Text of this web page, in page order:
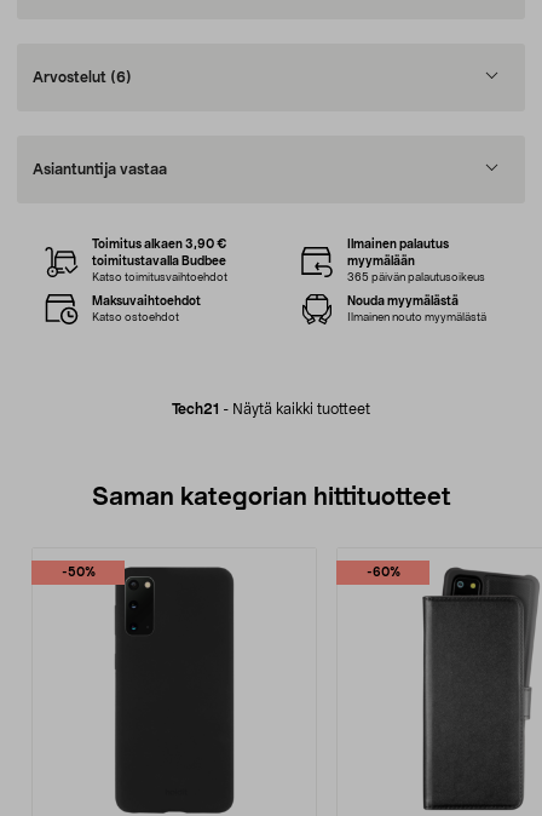
Arvostelut (6)
Asiantuntija vastaa
Tech21 - Näytä kaikki tuotteet
Toimitus alkaen 3,90 €
toimitustavalla Budbee
Katso toimitusvaihtoehdot
Ilmainen palautus
myymälään
365 päivän palautusoikeus
Maksuvaihtoehdot
Katso ostoehdot
Nouda myymälästä
Ilmainen nouto myymälästä
Saman kategorian hittituotteet
-50% -60%